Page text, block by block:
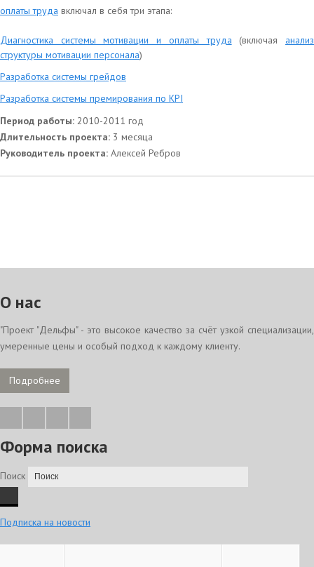
оплаты труда включал в себя три этапа:
Диагностика системы мотивации и оплаты труда (включая анализ
структуры мотивации персонала)
Разработка системы грейдов
Разработка системы премирования по KPI
Период работы: 2010-2011 год
Длительность проекта: 3 месяца
Руководитель проекта: Алексей Ребров
О нас
"Проект "Дельфы" - это высокое качество за счёт узкой специализации,
умеренные цены и особый подход к каждому клиенту.
Подробнее
Форма поиска
Поиск
Подписка на новости